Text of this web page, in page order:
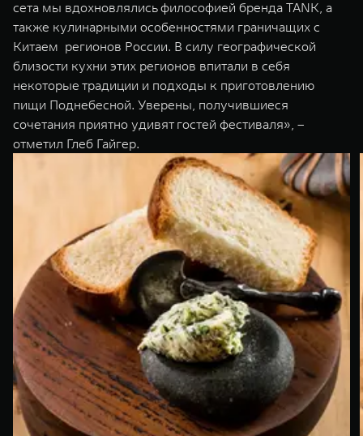
сета мы вдохновлялись философией бренда TANK, а
также кулинарными особенностями граничащих с
Китаем регионов России. В силу географической
близости кухни этих регионов впитали в себя
некоторые традиции и подходы к приготовлению
пищи Поднебесной. Уверены, получившиеся
сочетания приятно удивят гостей фестиваля», –
отметил Глеб Гайгер.